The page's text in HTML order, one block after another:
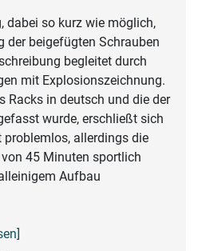
dabei so kurz wie möglich,
der beigefügten Schrauben
begleitet durch
mit Explosionszeichnung.
Racks in deutsch und die der
wurde, erschließt sich
allerdings die
45 Minuten sportlich
Aufbau